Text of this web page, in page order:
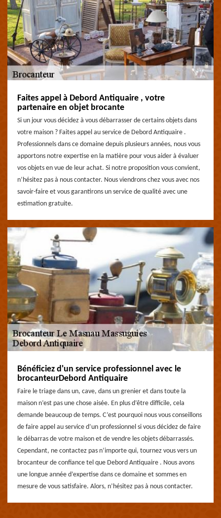
Faites appel à Debord Antiquaire , votre
partenaire en objet brocante
Si un jour vous décidez à vous débarrasser de certains objets dans
votre maison ? Faites appel au service de Debord Antiquaire .
Professionnels dans ce domaine depuis plusieurs années, nous vous
apportons notre expertise en la matière pour vous aider à évaluer
vos objets en vue de leur achat. Si notre proposition vous convient,
n’hésitez pas à nous contacter. Nous viendrons chez vous avec nos
savoir-faire et vous garantirons un service de qualité avec une
estimation gratuite.
Bénéficiez d'un service professionnel avec le
brocanteurDebord Antiquaire
Faire le triage dans un, cave, dans un grenier et dans toute la
maison n’est pas une chose aisée. En plus d’être difficile, cela
demande beaucoup de temps. C’est pourquoi nous vous conseillons
de faire appel au service d’un professionnel si vous décidez de faire
le débarras de votre maison et de vendre les objets débarrassés.
Cependant, ne contactez pas n’importe qui, tournez vous vers un
brocanteur de confiance tel que Debord Antiquaire . Nous avons
une longue année d’expertise dans ce domaine et sommes en
mesure de vous satisfaire. Alors, n’hésitez pas à nous contacter.